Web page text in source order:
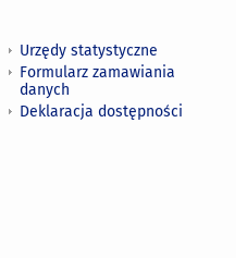
Urzędy statystyczne
Formularz zamawiania
danych
Deklaracja dostępności